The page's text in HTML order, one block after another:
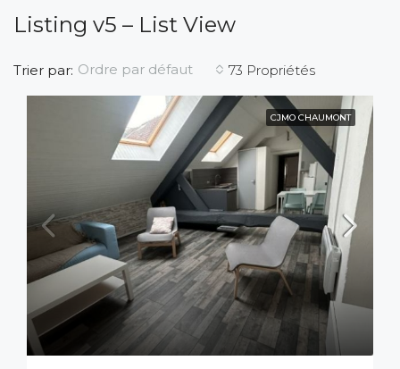
Listing v5 – List View
73 Propriétés
Trier par: Ordre par défaut
CJMO CHAUMONT